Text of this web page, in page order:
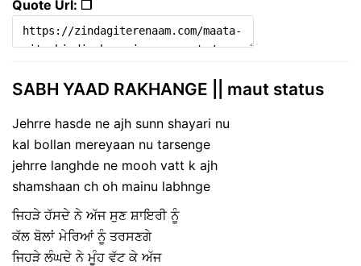
Quote Url: ❐
SABH YAAD RAKHANGE || maut status
Jehrre hasde ne ajh sunn shayari nu
kal bollan mereyaan nu tarsenge
jehrre langhde ne mooh vatt k ajh
shamshaan ch oh mainu labhnge
ਜਿਹੜੇ ਹੱਸਦੇ ਨੇ ਅੱਜ ਸੁਣ ਸ਼ਾਇਰੀ ਨੂੰ
ਕੱਲ ਬੋਲਾਂ ਮੇਰਿਆਂ ਨੂੰ ਤਰਸਣਗੇ
ਜਿਹੜੇ ਲੰਘਦੇ ਨੇ ਮੂੰਹ ਵੱਟ ਕੇ ਅੱਜ